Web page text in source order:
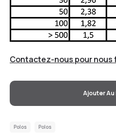
Contactez-nous pour nous
Ajouter Au
Polos Polos